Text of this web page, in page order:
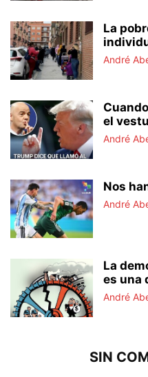
La
André
el
André
Nos
André
La
es una
André
SIN